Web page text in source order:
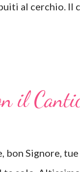
al cerchio. Il
le forme
il
Signore, tue